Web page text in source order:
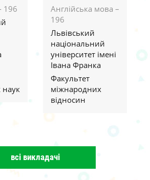
196
наук
Англійська мова –
196
Львівський
національний
університет імені
Івана Франка
Факультет
міжнародних
відносин
всі викладачі